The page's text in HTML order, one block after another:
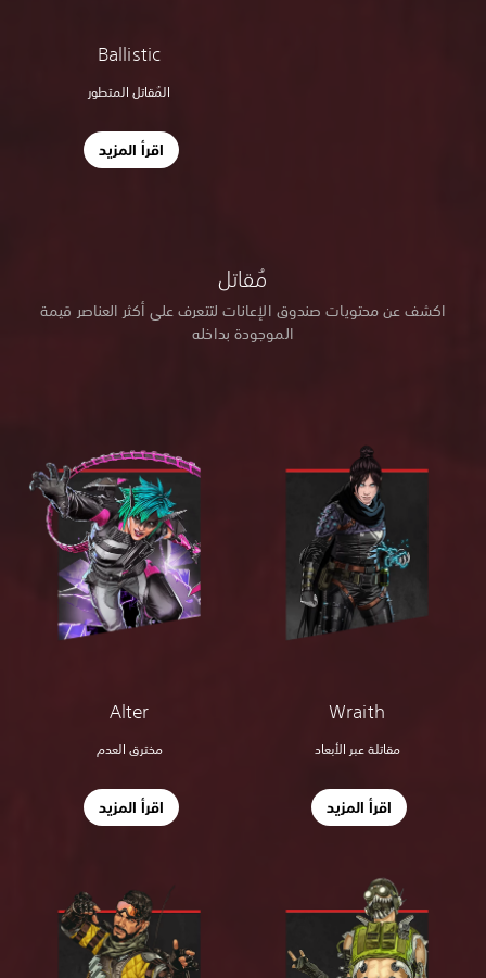
Ballistic
المُقاتل المتطور
اقرأ المزيد
مُقاتل
اكشف عن محتويات صندوق الإعانات لتتعرف على أكثر العناصر قيمة
الموجودة بداخله
Alter
مخترق العدم
اقرأ المزيد
Wraith
مقاتلة عبر الأبعاد
اقرأ المزيد